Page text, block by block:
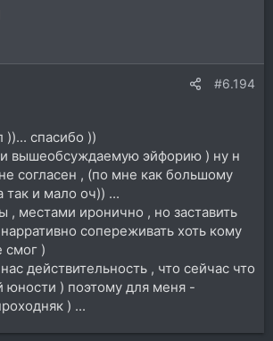
#6.194
))... спасибо ))
вышеобсуждаемую эйфорию ) ну н
согласен , (по мне как большому
и мало оч)) ...
, местами иронично , но заставить
сопереживать хоть кому
смог )
действительность , что сейчас что
юности ) поэтому для меня -
) ...